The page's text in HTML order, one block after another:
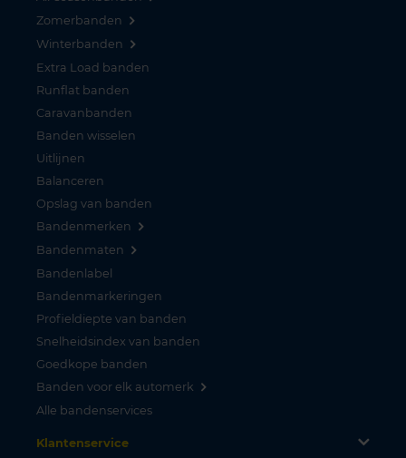
Zomerbanden
Winterbanden
Extra Load banden
Runflat banden
Caravanbanden
Banden wisselen
Uitlijnen
Balanceren
Opslag van banden
Bandenmerken
Bandenmaten
Bandenlabel
Bandenmarkeringen
Profieldiepte van banden
Snelheidsindex van banden
Goedkope banden
Banden voor elk automerk
Alle bandenservices
Klantenservice